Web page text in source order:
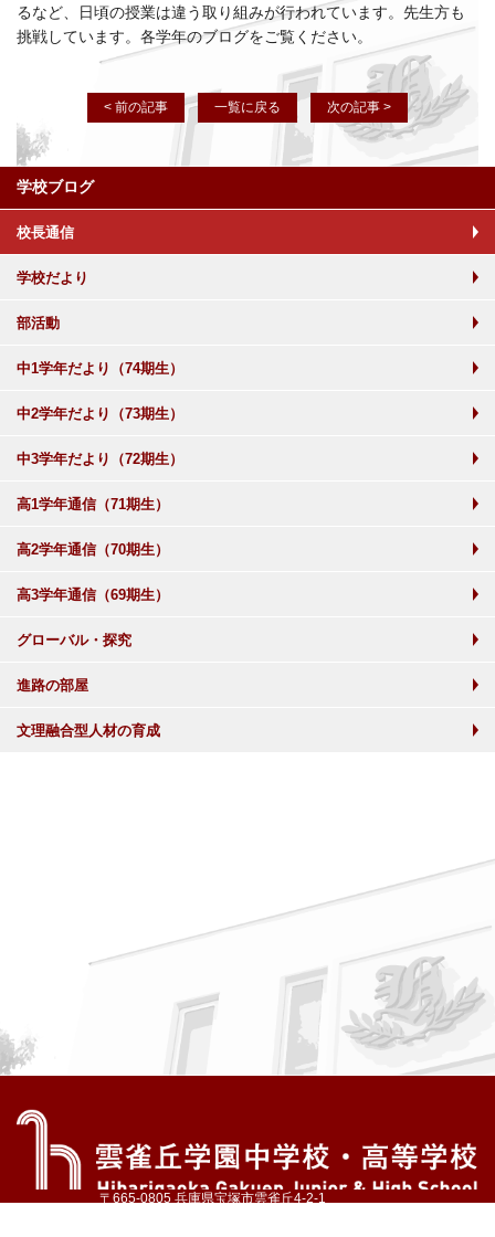
るなど、日頃の授業は違う取り組みが行われています。先生方も
挑戦しています。各学年のブログをご覧ください。
< 前の記事 一覧に戻る 次の記事 >
学校ブログ
校長通信
学校だより
部活動
中1学年だより（74期生）
中2学年だより（73期生）
中3学年だより（72期生）
高1学年通信（71期生）
高2学年通信（70期生）
高3学年通信（69期生）
グローバル・探究
進路の部屋
文理融合型人材の育成
〒665-0805 兵庫県宝塚市雲雀丘4-2-1